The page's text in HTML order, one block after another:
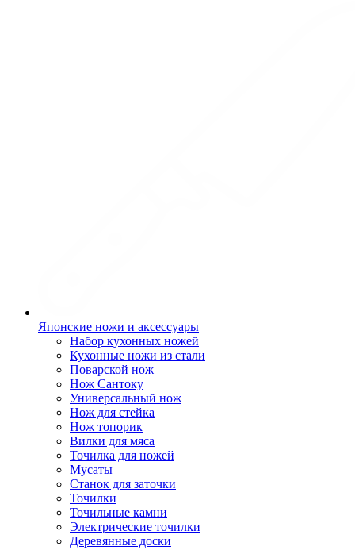
Японские ножи и аксессуары
Набор кухонных ножей
Кухонные ножи из стали
Поварской нож
Нож Сантоку
Универсальный нож
Нож для стейка
Нож топорик
Вилки для мяса
Точилка для ножей
Мусаты
Станок для заточки
Точилки
Точильные камни
Электрические точилки
Деревянные доски